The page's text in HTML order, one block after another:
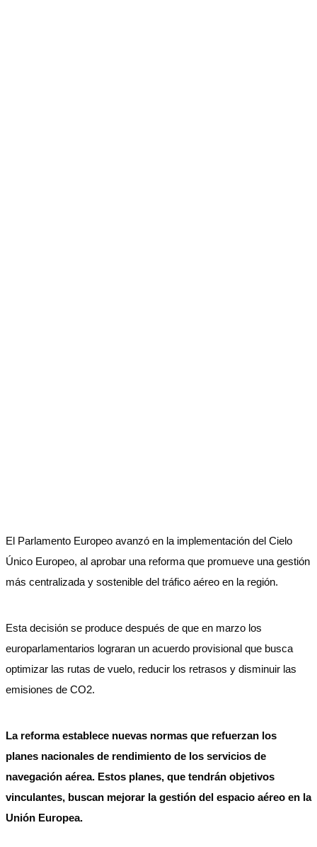
El Parlamento Europeo avanzó en la implementación del Cielo
Único Europeo, al aprobar una reforma que promueve una gestión
más centralizada y sostenible del tráfico aéreo en la región.
Esta decisión se produce después de que en marzo los
europarlamentarios lograran un acuerdo provisional que busca
optimizar las rutas de vuelo, reducir los retrasos y disminuir las
emisiones de CO2.
La reforma establece nuevas normas que refuerzan los
planes nacionales de rendimiento de los servicios de
navegación aérea. Estos planes, que tendrán objetivos
vinculantes, buscan mejorar la gestión del espacio aéreo en la
Unión Europea.